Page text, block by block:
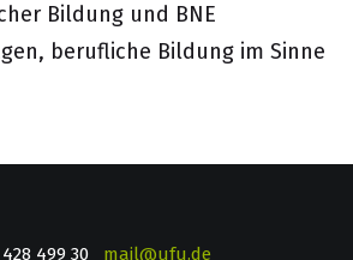
Bildung und BNE
berufliche Bildung im Sinne
499 30 mail@ufu.de